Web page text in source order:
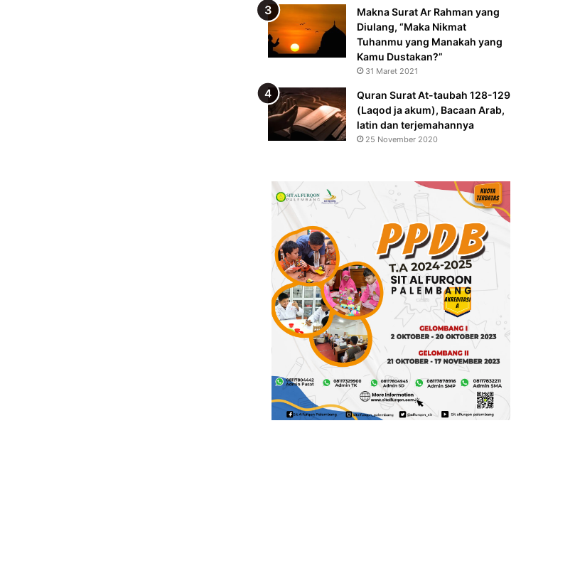
Makna Surat Ar Rahman yang
Diulang, “Maka Nikmat
Tuhanmu yang Manakah yang
Kamu Dustakan?”
31 Maret 2021
Quran Surat At-taubah 128-129
(Laqod ja akum), Bacaan Arab,
latin dan terjemahannya
25 November 2020